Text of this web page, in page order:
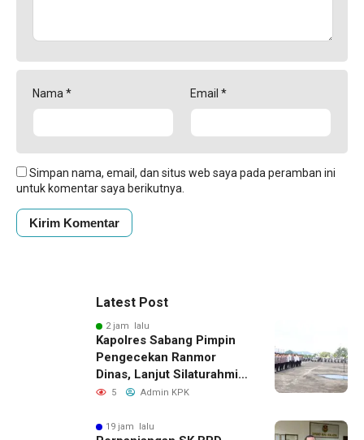
Nama* Email *
Simpan nama, email, dan situs web saya pada peramban ini
untuk komentar saya berikutnya.
Latest Post
2 jam lalu
Kapolres Sabang Pimpin
Pengecekan Ranmor
Dinas, Lanjut Silaturahmi
ke Kapal Wisanggeni
5 Admin KPK
19 jam lalu